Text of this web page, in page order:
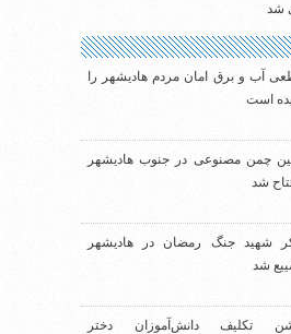
شد
آب و برق امان مردم هادیشهر را
است
چمن مصنوعی در جنوب هادیشهر
شد
شهید جنگ رمضان در هادیشهر
شد
تکلیف دانش‌آموزان دختر